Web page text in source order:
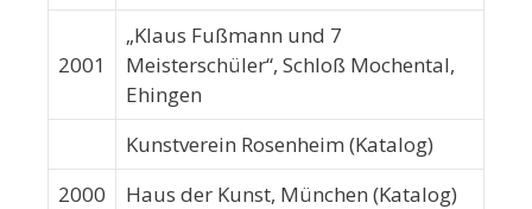
2001
„Klaus Fußmann und 7
Meisterschüler“, Schloß Mochental,
Ehingen
Kunstverein Rosenheim (Katalog)
2000
Haus der Kunst, München (Katalog)